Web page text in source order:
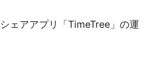
ェアアプリ「TimeTree」の運